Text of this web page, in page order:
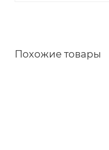
Похожие товары